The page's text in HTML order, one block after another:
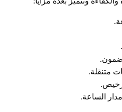
متنقلة.
رخيص.
الساعة.